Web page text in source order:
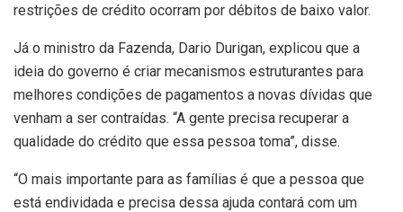
restrições de crédito ocorram por débitos de baixo valor.
Já o ministro da Fazenda, Dario Durigan, explicou que a
ideia do governo é criar mecanismos estruturantes para
melhores condições de pagamentos a novas dívidas que
venham a ser contraídas. “A gente precisa recuperar a
qualidade do crédito que essa pessoa toma”, disse.
“O mais importante para as famílias é que a pessoa que
está endividada e precisa dessa ajuda contará com um